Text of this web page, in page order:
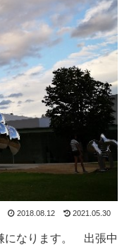
2018.08.12 2021.05.30
になります。 出張中